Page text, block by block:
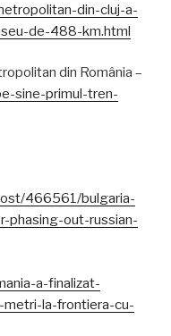
din-cluj-a-
de-488-km.html
din România –
sine-primul-tren-
466561/bulgaria-
phasing-out-russian-
a-finalizat-
la-frontiera-cu-